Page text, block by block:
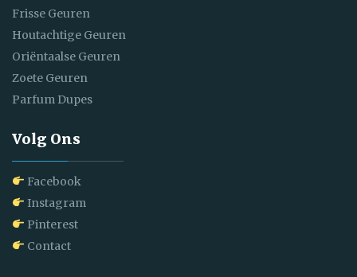
Frisse Geuren
Houtachtige Geuren
Oriëntaalse Geuren
Zoete Geuren
Parfum Dupes
Volg Ons
Facebook
Instagram
Pinterest
Contact